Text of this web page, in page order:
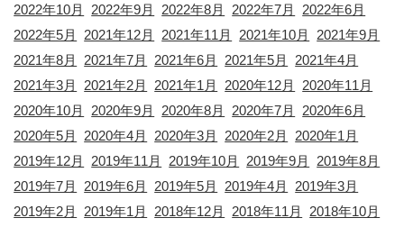
2022年10月 2022年9月 2022年8月 2022年7月
2022年6月
2022年5月
2021年12月 2021年11月 2021年10月
2021年9月
2021年8月
2021年7月 2021年6月 2021年5月
2021年4月
2021年3月
2021年2月 2021年1月 2020年12月
2020年11月
2020年10月
2020年9月 2020年8月 2020年7月
2020年6月
2020年5月
2020年4月 2020年3月 2020年2月
2020年1月
2019年12月
2019年11月 2019年10月 2019年9月
2019年8月
2019年7月
2019年6月 2019年5月 2019年4月
2019年3月
2019年2月
2019年1月 2018年12月 2018年11月
2018年10月